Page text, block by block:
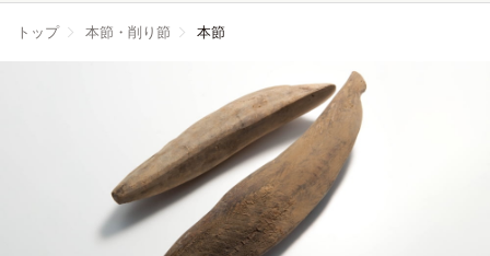
トップ 本節・削り節 本節